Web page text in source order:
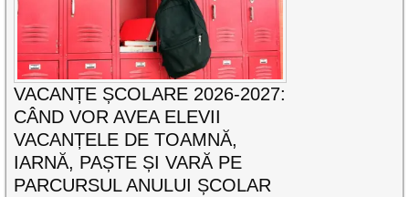
VACANȚE ȘCOLARE 2026-2027:
CÂND VOR AVEA ELEVII
VACANȚELE DE TOAMNĂ,
IARNĂ, PAȘTE ȘI VARĂ PE
PARCURSUL ANULUI ȘCOLAR